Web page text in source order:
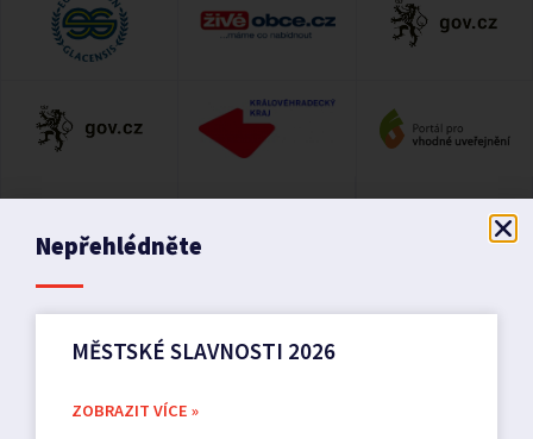
Nepřehlédněte
MĚSTSKÉ SLAVNOSTI 2026
ZOBRAZIT VÍCE »